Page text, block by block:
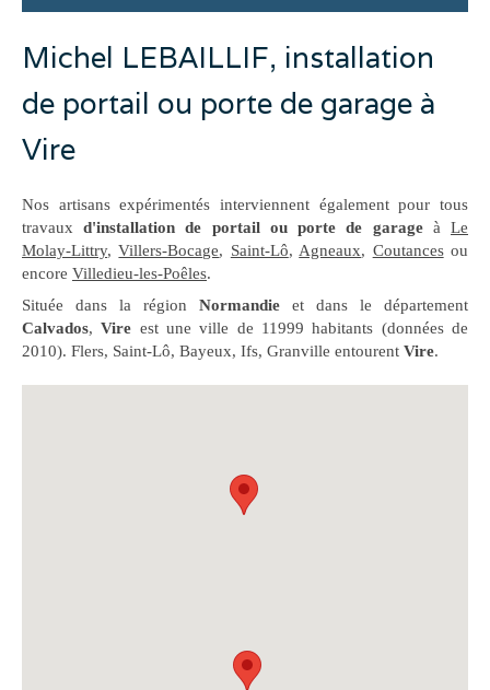
Michel LEBAILLIF, installation
de portail ou porte de garage à
Vire
Nos artisans expérimentés interviennent également pour tous
travaux d'installation de portail ou porte de garageàLe
Molay-Littry,Villers-Bocage, Saint-Lô,Agneaux, Coutancesou
encore Villedieu-les-Poêles.
Située dans la région Normandie et dans le département
Calvados,Vire est une ville de 11999 habitants (données de
2010). Flers, Saint-Lô, Bayeux, Ifs, Granville entourent Vire.